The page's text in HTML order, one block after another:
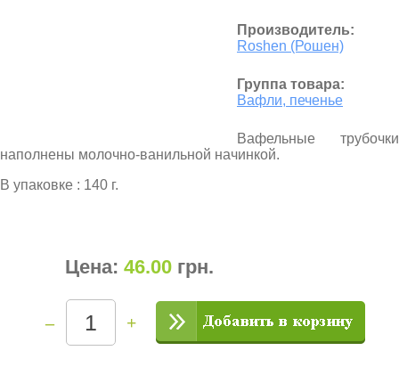
Производитель:
Roshen (Рошен)
Группа товара:
Вафли, печенье
Вафельные трубочки
наполнены молочно-ванильной начинкой.
В упаковке : 140 г.
Цена: 46.00 грн.
– +